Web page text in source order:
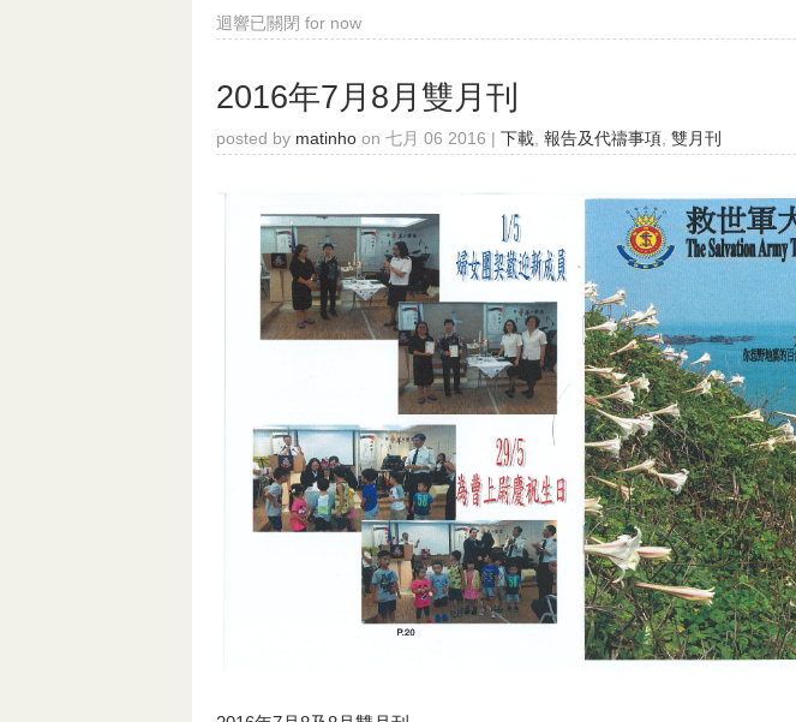
迴響已關閉 for now
2016年7月8月雙月刊
posted by matinho on 七月 06 2016 | 下載, 報告及代禱事項, 雙月刊